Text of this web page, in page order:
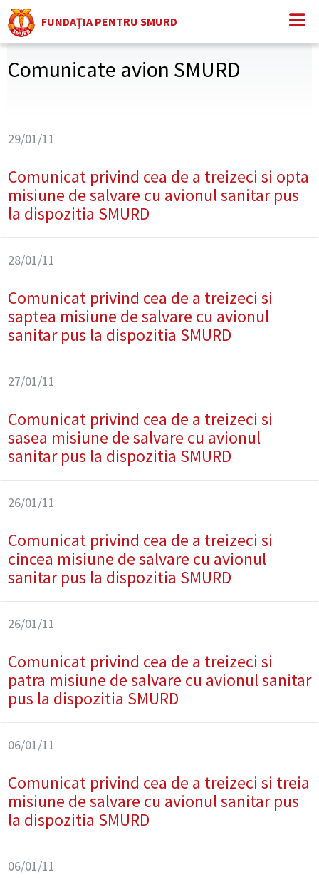
FUNDAȚIA PENTRU SMURD
Comunicate avion SMURD
29/01/11
Comunicat privind cea de a treizeci si opta
misiune de salvare cu avionul sanitar pus
la dispozitia SMURD
28/01/11
Comunicat privind cea de a treizeci si
saptea misiune de salvare cu avionul
sanitar pus la dispozitia SMURD
27/01/11
Comunicat privind cea de a treizeci si
sasea misiune de salvare cu avionul
sanitar pus la dispozitia SMURD
26/01/11
Comunicat privind cea de a treizeci si
cincea misiune de salvare cu avionul
sanitar pus la dispozitia SMURD
26/01/11
Comunicat privind cea de a treizeci si
patra misiune de salvare cu avionul sanitar
pus la dispozitia SMURD
06/01/11
Comunicat privind cea de a treizeci si treia
misiune de salvare cu avionul sanitar pus
la dispozitia SMURD
06/01/11